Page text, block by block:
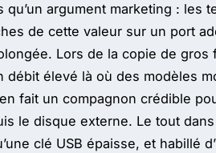
argument marketing : les
de cette valeur sur un port
Lors de la copie de
élevé là où des modèles
fait un compagnon crédible
le disque externe. Le tout
clé USB épaisse, et habillé